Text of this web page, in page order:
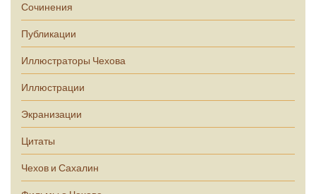
Сочинения
Публикации
Иллюстраторы Чехова
Иллюстрации
Экранизации
Цитаты
Чехов и Сахалин